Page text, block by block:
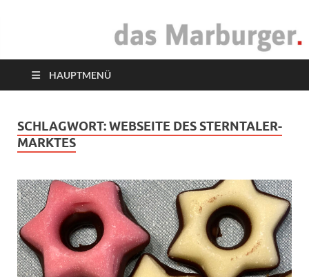
das Marburger.
HAUPTMENÜ
SCHLAGWORT:WEBSEITE DES STERNTALER-
MARKTES